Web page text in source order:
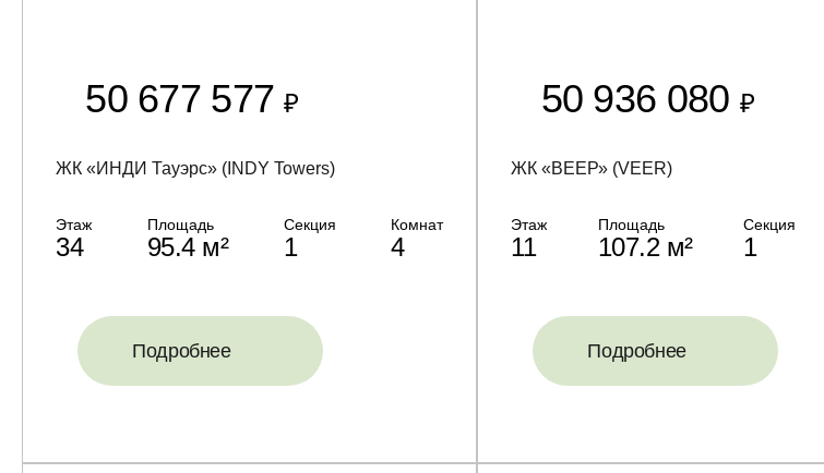
50 677 577₽
ЖК «ИНДИ Тауэрс» (INDY Towers)
Этаж
34
Площадь
95.4 м²
Секция
1
Комнат
4
Подробнее
50 936 080 ₽
ЖК «ВЕЕР» (VEER)
Этаж
11
Площадь
107.2 м²
Секция
1
Подробнее